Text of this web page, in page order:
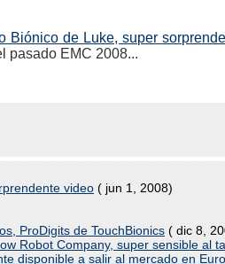
Biónico de Luke, super
pasado EMC 2008...
video ( jun 1, 2008)
ProDigits de TouchBionics ( dic 8,
Robot Company, super sensible al
disponible a salir al mercado en